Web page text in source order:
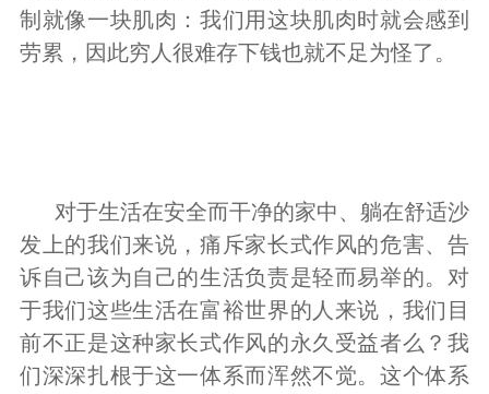
制就像一块肌肉：我们用这块肌肉时就会感到
劳累，因此穷人很难存下钱也就不足为怪了。
对于生活在安全而干净的家中、躺在舒适沙
发上的我们来说，痛斥家长式作风的危害、告
诉自己该为自己的生活负责是轻而易举的。对
于我们这些生活在富裕世界的人来说，我们目
前不正是这种家长式作风的永久受益者么？我
们深深扎根于这一体系而浑然不觉。这个体系